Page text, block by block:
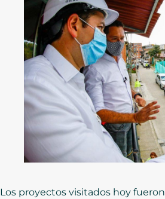
Los proyectos visitados hoy